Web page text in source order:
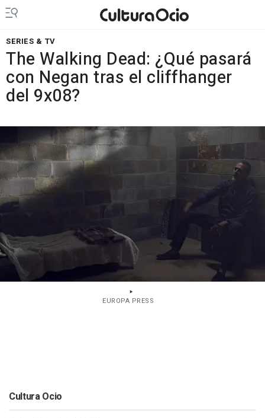
SERIES & TV
The Walking Dead: ¿Qué pasará
con Negan tras el cliffhanger
del 9x08?
EUROPA PRESS
Cultura Ocio